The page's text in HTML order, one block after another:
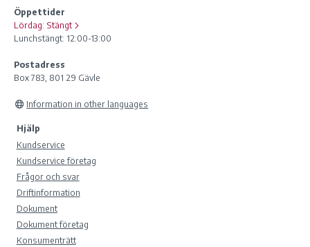
Öppettider
Lördag: Stängt
Lunchstängt: 12:00-13:00
Postadress
Box 783, 801 29 Gävle
Information in other languages
Hjälp
Kundservice
Kundservice företag
Frågor och svar
Driftinformation
Dokument
Dokument företag
Konsumenträtt